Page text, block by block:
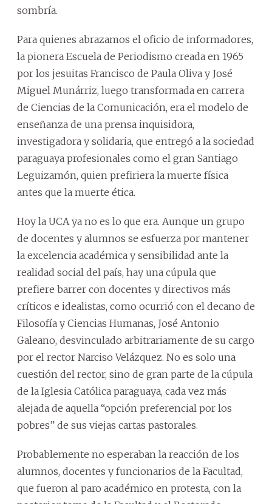
sombría.
Para quienes abrazamos el oficio de informadores,
la pionera Escuela de Periodismo creada en 1965
por los jesuitas Francisco de Paula Oliva y José
Miguel Munárriz, luego transformada en carrera
de Ciencias de la Comunicación, era el modelo de
enseñanza de una prensa inquisidora,
investigadora y solidaria, que entregó a la sociedad
paraguaya profesionales como el gran Santiago
Leguizamón, quien prefiriera la muerte física
antes que la muerte ética.
Hoy la UCA ya no es lo que era. Aunque un grupo
de docentes y alumnos se esfuerza por mantener
la excelencia académica y sensibilidad ante la
realidad social del país, hay una cúpula que
prefiere barrer con docentes y directivos más
críticos e idealistas, como ocurrió con el decano de
Filosofía y Ciencias Humanas, José Antonio
Galeano, desvinculado arbitrariamente de su cargo
por el rector Narciso Velázquez. No es solo una
cuestión del rector, sino de gran parte de la cúpula
de la Iglesia Católica paraguaya, cada vez más
alejada de aquella “opción preferencial por los
pobres” de sus viejas cartas pastorales.
Probablemente no esperaban la reacción de los
alumnos, docentes y funcionarios de la Facultad,
que fueron al paro académico en protesta, con la